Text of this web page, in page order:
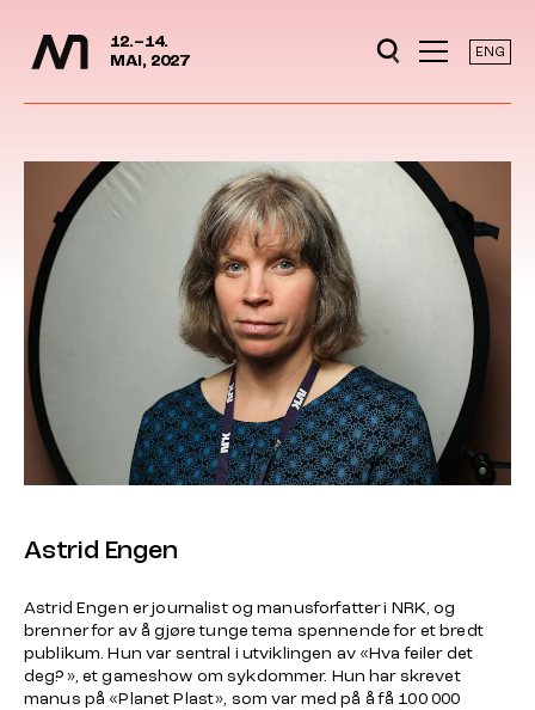
Hopp til hovedinnhold
12.–14.
MAI, 2027
ENG
Astrid Engen
Astrid Engen er journalist og manusforfatter i NRK, og
brenner for av å gjøre tunge tema spennende for et bredt
publikum. Hun var sentral i utviklingen av «Hva feiler det
deg?», et gameshow om sykdommer. Hun har skrevet
manus på «Planet Plast», som var med på å få 100 000